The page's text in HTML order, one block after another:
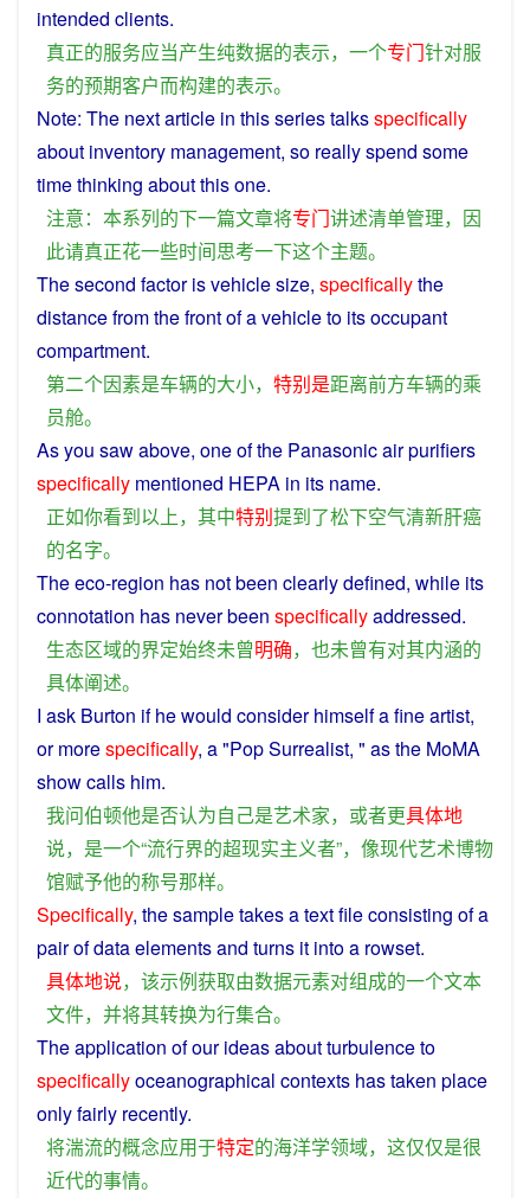
intended clients.
真正的服务应当产生纯数据的表示， 一个专门针对服
务的预期客户而构建的表示。
Note: The nextarticle in thisseriestalksspecifically
about inventory management, so reallyspend some
timethinking aboutthisone.
注意： 本系列的下一篇文章将专门讲述清单管理， 因
此请真正花一些时间思考一下这个主题。
Thesecond factor isvehiclesize, specificallythe
distancefrom thefrontofavehicleto itsoccupant
compartment.
第二个因素是车辆的大小， 特别是距离前方车辆的乘
员舱。
Asyou sawabove, oneofthe Panasonicairpurifiers
specifically mentioned HEPA in its name.
正如你看到以上， 其中特别提到了松下空气清新肝癌
的名字。
Theeco-region has not been clearlydefined, while its
connotation has neverbeen specificallyaddressed.
生态区域的界定始终未曾明确， 也未曾有对其内涵的
具体阐述。
I ask Burton if hewould consider himselfafineartist,
or morespecifically, a"PopSurrealist, " asthe MoMA
show calls him.
我问伯顿他是否认为自己是艺术家， 或者更具体地
说， 是一个“流行界的超现实主义者”， 像现代艺术博物
馆赋予他的称号那样。
Specifically, thesampletakesatextfileconsisting ofa
pairofdataelementsand turns it intoa rowset.
具体地说， 该示例获取由数据元素对组成的一个文本
文件， 并将其转换为行集合。
Theapplication ofourideasaboutturbulenceto
specificallyoceanographical contexts has taken place
onlyfairly recently.
将湍流的概念应用于特定的海洋学领域， 这仅仅是很
近代的事情。